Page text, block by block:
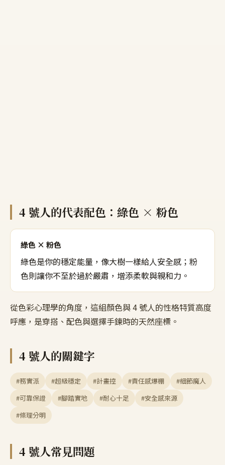
4 號人的代表配色： 綠色 × 粉色
綠色 × 粉色
綠色是你的穩定能量，像大樹一樣給人安全感；粉
色則讓你不至於過於嚴肅，增添柔軟與親和力。
從色彩心理學的角度，這組顏色與4 號人的性格特質高度
呼應，是穿搭、配色與選擇手鍊時的天然座標。
4 號人的關鍵字
#務實派 #超級穩定 #計畫控 #責任感爆棚
#細節魔人
#可靠保證
#腳踏實地 #耐心十足
#安全感來源
#條理分明
4 號人常見問題